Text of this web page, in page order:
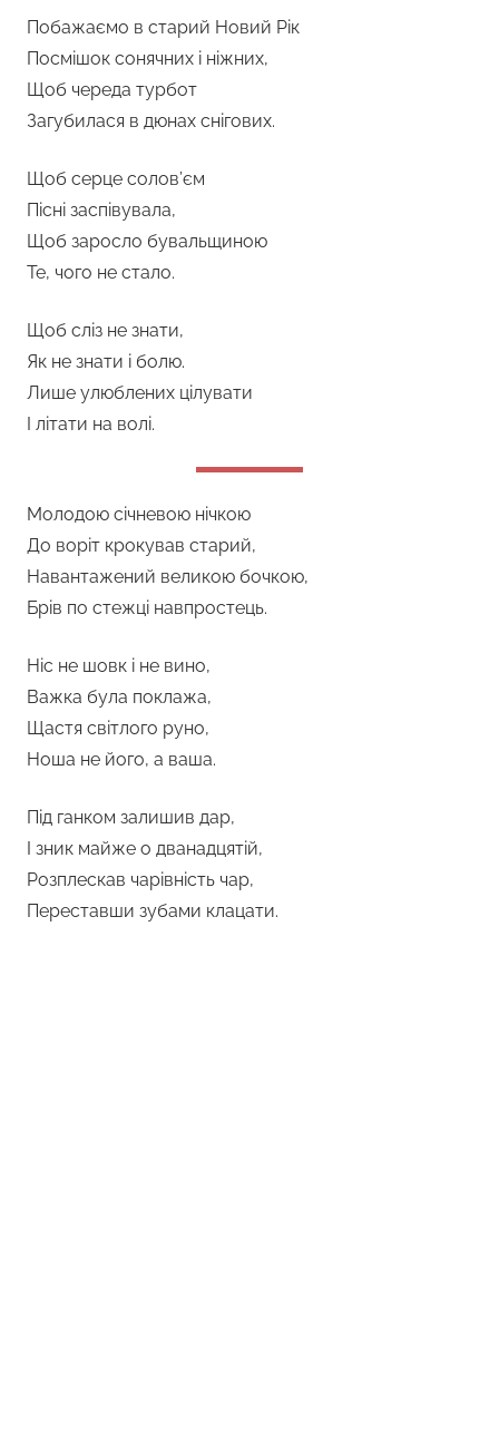
Побажаємо в старий Новий Рік
Посмішок сонячних і ніжних,
Щоб череда турбот
Загубилася в дюнах снігових.
Щоб серце солов’єм
Пісні заспівувала,
Щоб заросло бувальщиною
Те, чого не стало.
Щоб сліз не знати,
Як не знати і болю.
Лише улюблених цілувати
І літати на волі.
Молодою січневою нічкою
До воріт крокував старий,
Навантажений великою бочкою,
Брів по стежці навпростець.
Ніс не шовк і не вино,
Важка була поклажа,
Щастя світлого руно,
Ноша не його, а ваша.
Під ганком залишив дар,
І зник майже о дванадцятій,
Розплескав чарівність чар,
Переставши зубами клацати.